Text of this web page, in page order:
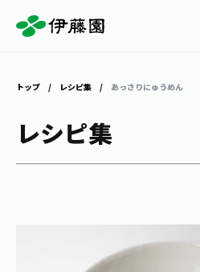
トップ レシピ集 あっさりにゅうめん
レシピ集